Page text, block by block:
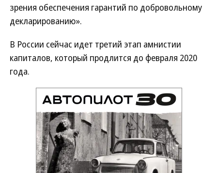
зрения обеспечения гарантий по добровольному
декларированию».
В России сейчас идет третий этап амнистии
капиталов, который продлится до февраля 2020
года.